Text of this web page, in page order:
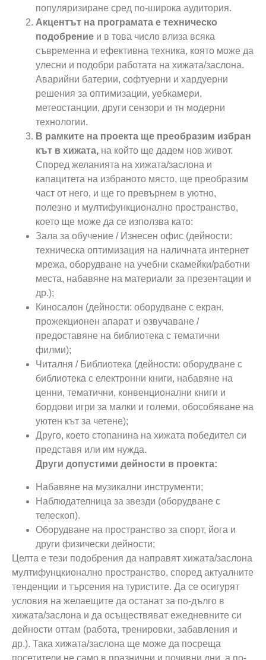
популяризиране сред по-широка аудитория.
Акцентът на програмата е техническо
подобрение и в това число влиза всяка
съвременна и ефективна техника, която може да
улесни и подобри работата на хижата/заслона.
Аварийни батерии, софтуерни и хардуерни
решения за оптимизации, уебкамери,
метеостанции, други сензори и тн модерни
технологии.
В рамките на проекта ще преобразим избран
кът в хижата, на който ще дадем нов живот.
Според желанията на хижата/заслона и
капацитета на избраното място, ще преобразим
част от него, и ще го превърнем в уютно,
полезно и мултифункционално пространство,
което ще може да се използва като:
Зала за обучение / Изнесен офис (дейности:
техническа оптимизация на наличната интернет
мрежа, оборудване на учебни скамейки/работни
места, набавяне на материали за презентации и
др.);
Киносалон (дейности: оборудване с екран,
прожекционен апарат и озвучаване /
предоставяне на библиотека с тематични
филми);
Читалня / Библиотека (дейности: оборудване с
библиотека с електронни книги, набавяне на
ценни, тематични, конвенционални книги и
бордови игри за малки и големи, обособяване на
уютен кът за четене);
Друго, което стопанина на хижата победител си
представя или им нужда.
Други допустими дейности в проекта:
Набавяне на музикални инструменти;
Наблюдателница за звезди (оборудване с
телескоп).
Оборудване на пространство за спорт, йога и
други физически дейности;
Целта е тези подобрения да направят хижата/заслона
мултифунцкионално пространство, според актуалните
тенденции и търсения на туристите. Да се осигурят
условия на желаещите да останат за по-дълго в
хижата/заслона и да осъществяват ежедневните си
дейности оттам (работа, тренировки, забавления и
др.). Така хижата/заслона ще може да посреща
посетители не само в празнични и почивни дни, а по-